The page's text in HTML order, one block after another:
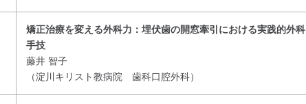
矯正治療を変える外科力：埋伏歯の開窓牽引における実践的外科
手技
藤井 智子
（淀川キリスト教病院 歯科口腔外科）